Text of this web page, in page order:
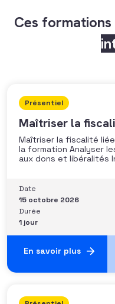
Ces
Présentiel
Maîtriser la
Maîtriser la fiscalité
la formation Analyser
aux dons et libéralités
situations nécessitant
Compétences et
Date
15 octobre 2026
Durée
1 jour
En savoir plus